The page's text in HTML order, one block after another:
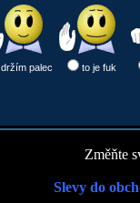
držím palec
to je fuk
Změňte
Slevy do